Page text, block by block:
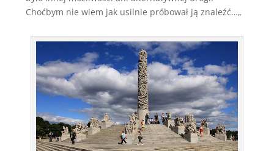
Choćbym nie wiem jak usilnie próbował ją znaleźć…„